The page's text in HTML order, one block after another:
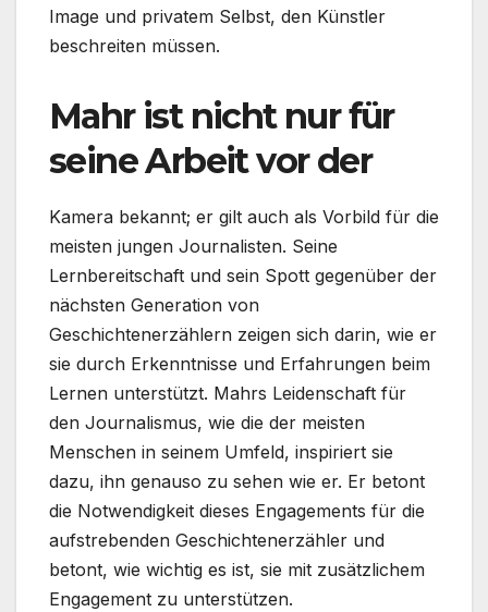
Image und privatem Selbst, den Künstler
beschreiten müssen.
Mahr ist nicht nur für
seine Arbeit vor der
Kamera bekannt; er gilt auch als Vorbild für die
meisten jungen Journalisten. Seine
Lernbereitschaft und sein Spott gegenüber der
nächsten Generation von
Geschichtenerzählern zeigen sich darin, wie er
sie durch Erkenntnisse und Erfahrungen beim
Lernen unterstützt. Mahrs Leidenschaft für
den Journalismus, wie die der meisten
Menschen in seinem Umfeld, inspiriert sie
dazu, ihn genauso zu sehen wie er. Er betont
die Notwendigkeit dieses Engagements für die
aufstrebenden Geschichtenerzähler und
betont, wie wichtig es ist, sie mit zusätzlichem
Engagement zu unterstützen.